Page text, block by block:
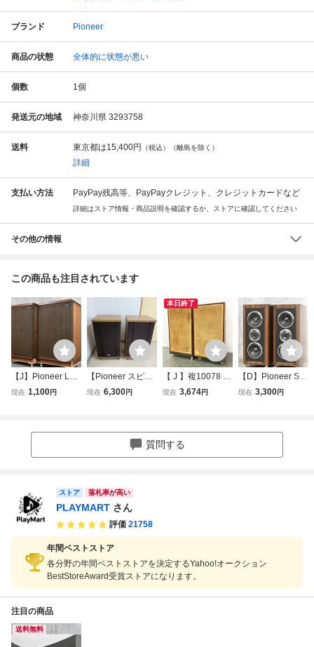
ブランド Pioneer
商品の状態 全体的に状態が悪い
個数 1個
発送元の地域 神奈川県 3293758
送料 東京都は15,400円 （税込）（離島を除く）
詳細
支払い方法 PayPay残高等、PayPayクレジット、クレジットカードなど
詳細はストア情報・商品説明を確認するか、ストアに確認してください
その他の情報
この商品も注目されています
【J】Pioneer LE-
30 スピーカーペ
現在 1,100円
【Pioneer スピー
カー CS-330D セ
音響機器 オーディ
オ 足破損あり【倉
現在 6,300円
本日終了
【 J 】複10078 PI
ONEER CS-E700
現在 3,674円
【D】Pioneer S-5
5T スピーカーペ
現在 3,300円
質問する
ストア 落札率が高い
PLAYMART さん
評価 21758
年間ベストストア
各分野の年間ベストストアを決定するYahoo!オークション
BestStoreAward受賞ストアになります。
注目の商品
送料無料